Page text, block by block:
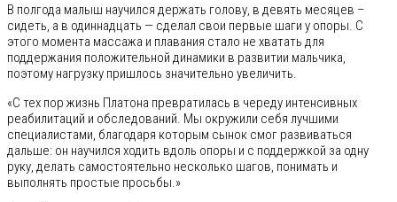
В полгода малыш научился держать голову, в девять месяцев –
сидеть, а в одиннадцать — сделал свои первые шаги у опоры. С
этого момента массажа и плавания стало не хватать для
поддержания положительной динамики в развитии мальчика,
поэтому нагрузку пришлось значительно увеличить.
«С тех пор жизнь Платона превратилась в череду интенсивных
реабилитаций и обследований. Мы окружили себя лучшими
специалистами, благодаря которым сынок смог развиваться
дальше: он научился ходить вдоль опоры и с поддержкой за одну
руку, делать самостоятельно несколько шагов, понимать и
выполнять простые просьбы.»